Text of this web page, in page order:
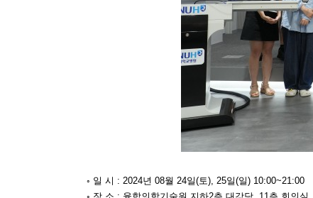
◦ 일 시 : 2024년 08월 24일(토), 25일(일) 10:00~21:00